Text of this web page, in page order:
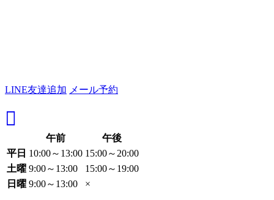
LINE友達追加 メール予約
午前
午後
平日 10:00～13:00 15:00～20:00
土曜 9:00～13:00
15:00～19:00
日曜 9:00～13:00 ×